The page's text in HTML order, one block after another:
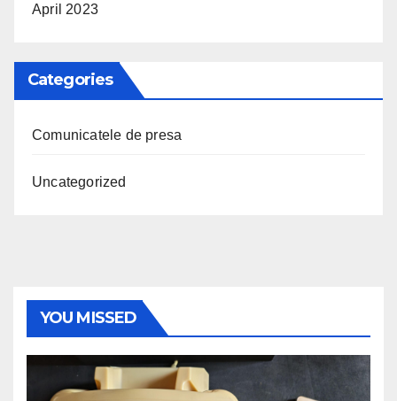
April 2023
Categories
Comunicatele de presa
Uncategorized
YOU MISSED